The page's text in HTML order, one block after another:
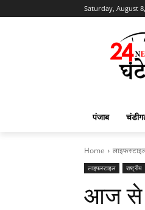
Saturday, August
पंजाब
Home
लाइफस्टाइल राष्ट्रीय
आज से